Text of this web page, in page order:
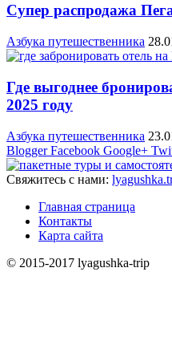
Супер распродажа
Азбука путешественника
Где выгоднее
2025 году
Азбука путешественника
Blogger Facebook Google+
Свяжитесь с нами:
Главная страница
Контакты
Карта сайта
© 2015-2017 lyagushka-trip